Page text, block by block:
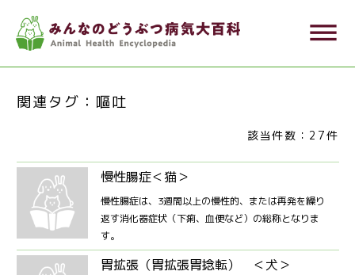
dehaze
関連タグ：嘔吐
該当件数：27件
慢性腸症＜猫＞
慢性腸症は、3週間以上の慢性的、または再発を繰り
返す消化器症状（下痢、血便など）の総称となりま
す。
胃拡張（胃拡張胃捻転） ＜犬＞